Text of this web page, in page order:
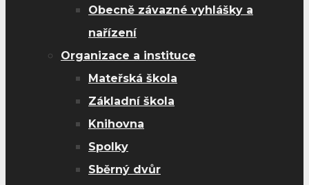
Obecně závazné vyhlášky a
nařízení
Organizace a instituce
Mateřská škola
Základní škola
Knihovna
Spolky
Sběrný dvůr